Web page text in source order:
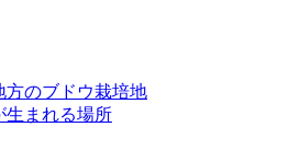
方のブドウ栽培地
生まれる場所